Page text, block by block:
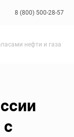
8 (800) 500-28-57
нефти и газа